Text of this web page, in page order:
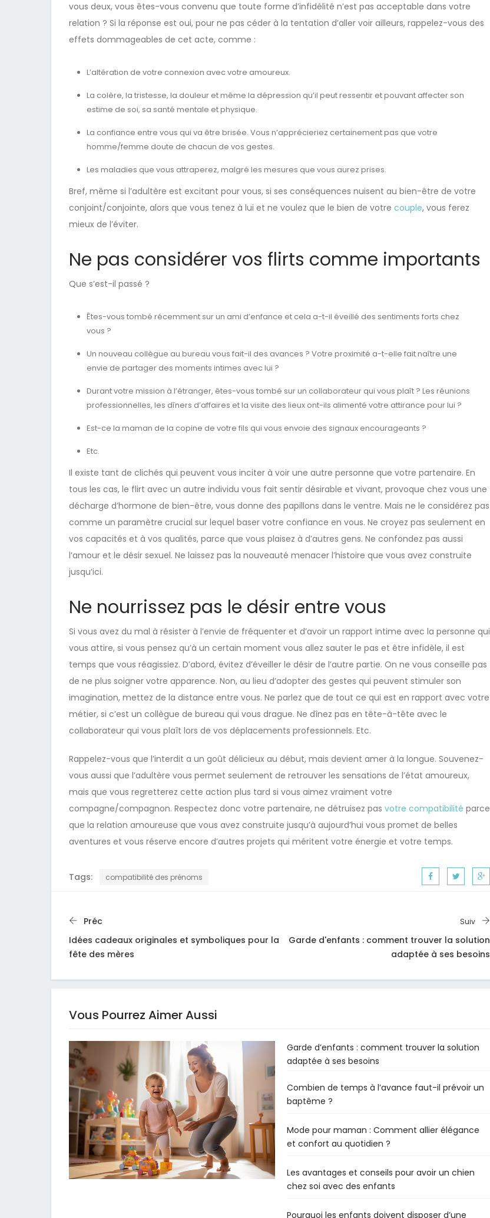
vous deux, vous êtes-vous convenu que toute forme d’infidélité n’est pas acceptable dans votre
relation ? Si la réponse est oui, pour ne pas céder à la tentation d’aller voir ailleurs, rappelez-vous des
effets dommageables de cet acte, comme :
L’altération de votre connexion avec votre amoureux.
La colère, la tristesse, la douleur et même la dépression qu’il peut ressentir et pouvant affecter son
estime de soi, sa santé mentale et physique.
La confiance entre vous qui va être brisée. Vous n’apprécieriez certainement pas que votre
homme/femme doute de chacun de vos gestes.
Les maladies que vous attraperez, malgré les mesures que vous aurez prises.
Bref, même si l’adultère est excitant pour vous, si ses conséquences nuisent au bien-être de votre
conjoint/conjointe, alors que vous tenez à lui et ne voulez que le bien de votre couple, vous ferez
mieux de l’éviter.
Ne pas considérer vos flirts comme importants
Que s’est-il passé ?
Êtes-vous tombé récemment sur un ami d’enfance et cela a-t-il éveillé des sentiments forts chez
vous ?
Un nouveau collègue au bureau vous fait-il des avances ? Votre proximité a-t-elle fait naître une
envie de partager des moments intimes avec lui ?
Durant votre mission à l’étranger, êtes-vous tombé sur un collaborateur qui vous plaît ? Les réunions
professionnelles, les dîners d’affaires et la visite des lieux ont-ils alimenté votre attirance pour lui ?
Est-ce la maman de la copine de votre fils qui vous envoie des signaux encourageants ?
Etc.
Il existe tant de clichés qui peuvent vous inciter à voir une autre personne que votre partenaire. En
tous les cas, le flirt avec un autre individu vous fait sentir désirable et vivant, provoque chez vous une
décharge d’hormone de bien-être, vous donne des papillons dans le ventre. Mais ne le considérez pas
comme un paramètre crucial sur lequel baser votre confiance en vous. Ne croyez pas seulement en
vos capacités et à vos qualités, parce que vous plaisez à d’autres gens. Ne confondez pas aussi
l’amour et le désir sexuel. Ne laissez pas la nouveauté menacer l’histoire que vous avez construite
jusqu’ici.
Ne nourrissez pas le désir entre vous
Si vous avez du mal à résister à l’envie de fréquenter et d’avoir un rapport intime avec la personne qui
vous attire, si vous pensez qu’à un certain moment vous allez sauter le pas et être infidèle, il est
temps que vous réagissiez. D’abord, évitez d’éveiller le désir de l’autre partie. On ne vous conseille pas
de ne plus soigner votre apparence. Non, au lieu d’adopter des gestes qui peuvent stimuler son
imagination, mettez de la distance entre vous. Ne parlez que de tout ce qui est en rapport avec votre
métier, si c’est un collègue de bureau qui vous drague. Ne dînez pas en tête-à-tête avec le
collaborateur qui vous plaît lors de vos déplacements professionnels. Etc.
Rappelez-vous que l’interdit a un goût délicieux au début, mais devient amer à la longue. Souvenez-
vous aussi que l’adultère vous permet seulement de retrouver les sensations de l’état amoureux,
mais que vous regretterez cette action plus tard si vous aimez vraiment votre
compagne/compagnon. Respectez donc votre partenaire, ne détruisez pas votre compatibilité parce
que la relation amoureuse que vous avez construite jusqu’à aujourd’hui vous promet de belles
aventures et vous réserve encore d’autres projets qui méritent votre énergie et votre temps.
Tags: compatibilité des prénoms
Préc
Idées cadeaux originales et symboliques pour la
fête des mères
Suiv
Garde d'enfants : comment trouver la solution
adaptée à ses besoins
Vous Pourrez Aimer Aussi
Garde d’enfants : comment trouver la solution
adaptée à ses besoins
Combien de temps à l’avance faut-il prévoir un
baptême ?
Mode pour maman : Comment allier élégance
et confort au quotidien ?
Les avantages et conseils pour avoir un chien
chez soi avec des enfants
Pourquoi les enfants doivent disposer d’une